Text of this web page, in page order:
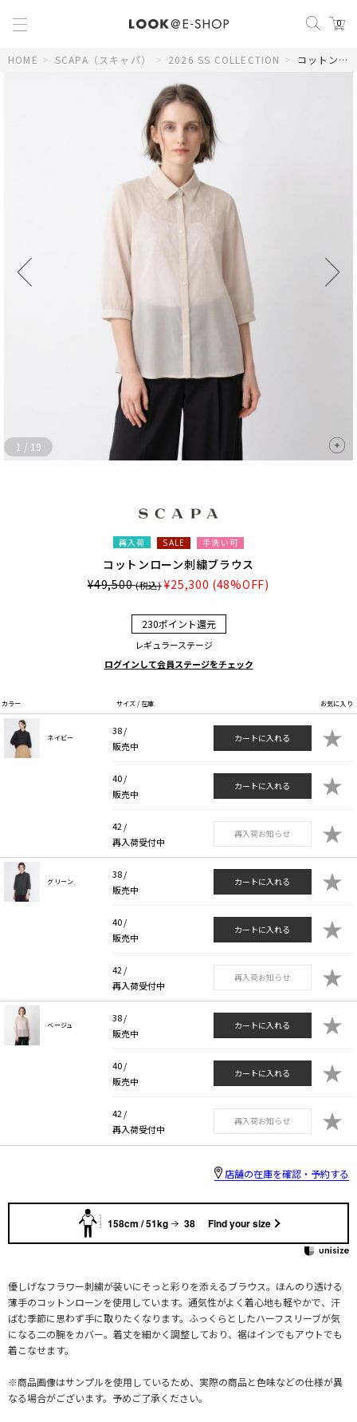
0
HOME > SCAPA（スキャパ） > 2026 SS COLLECTION > コットンローン刺繍ブラウス
1 / 19
再入荷 SALE 手洗い可
コットンローン刺繍ブラウス
¥49,500(税込) ¥25,300 (48%OFF)
230ポイント還元
レギュラーステージ
ログインして会員ステージをチェック
カラー サイズ / 在庫 お気に入り
ネイビー
38 /
販売中
カートに入れる ★
40 /
販売中
カートに入れる ★
42 /
再入荷受付中
再入荷お知らせ ★
グリーン
38 /
販売中
カートに入れる ★
40 /
販売中
カートに入れる ★
42 /
再入荷受付中
再入荷お知らせ ★
ベージュ
38 /
販売中
カートに入れる ★
40 /
販売中
カートに入れる ★
42 /
再入荷受付中
再入荷お知らせ ★
店舗の在庫を確認・予約する
158cm / 51kg 38 Find your size
優しげなフラワー刺繍が装いにそっと彩りを添えるブラウス。ほんのり透ける
薄手のコットンローンを使用しています。通気性がよく着心地も軽やかで、汗
ばむ季節に思わず手に取りたくなります。ふっくらとしたハーフスリーブが気
になる二の腕をカバー。着丈を細かく調整しており、裾はインでもアウトでも
着こなせます。
※商品画像はサンプルを使用しているため、実際の商品と色味などの仕様が異
なる場合がございます。予めご了承ください。